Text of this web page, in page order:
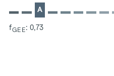
A
fGEE: 0,73